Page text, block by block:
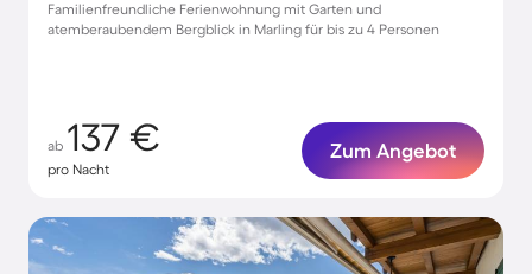
Familienfreundliche Ferienwohnung mit Garten und
atemberaubendem Bergblick in Marling für bis zu 4 Personen
ab 137 €
pro Nacht
Zum Angebot